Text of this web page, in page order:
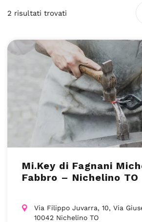
2 risultati trovati
Mi.Key di Fagnani
Fabbro – Nichelino TO
Via Filippo Juvarra, 10, Via
10042 Nichelino TO